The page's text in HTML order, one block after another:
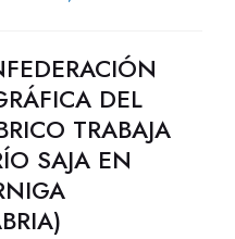
DEL
TRABAJA
SAJA EN